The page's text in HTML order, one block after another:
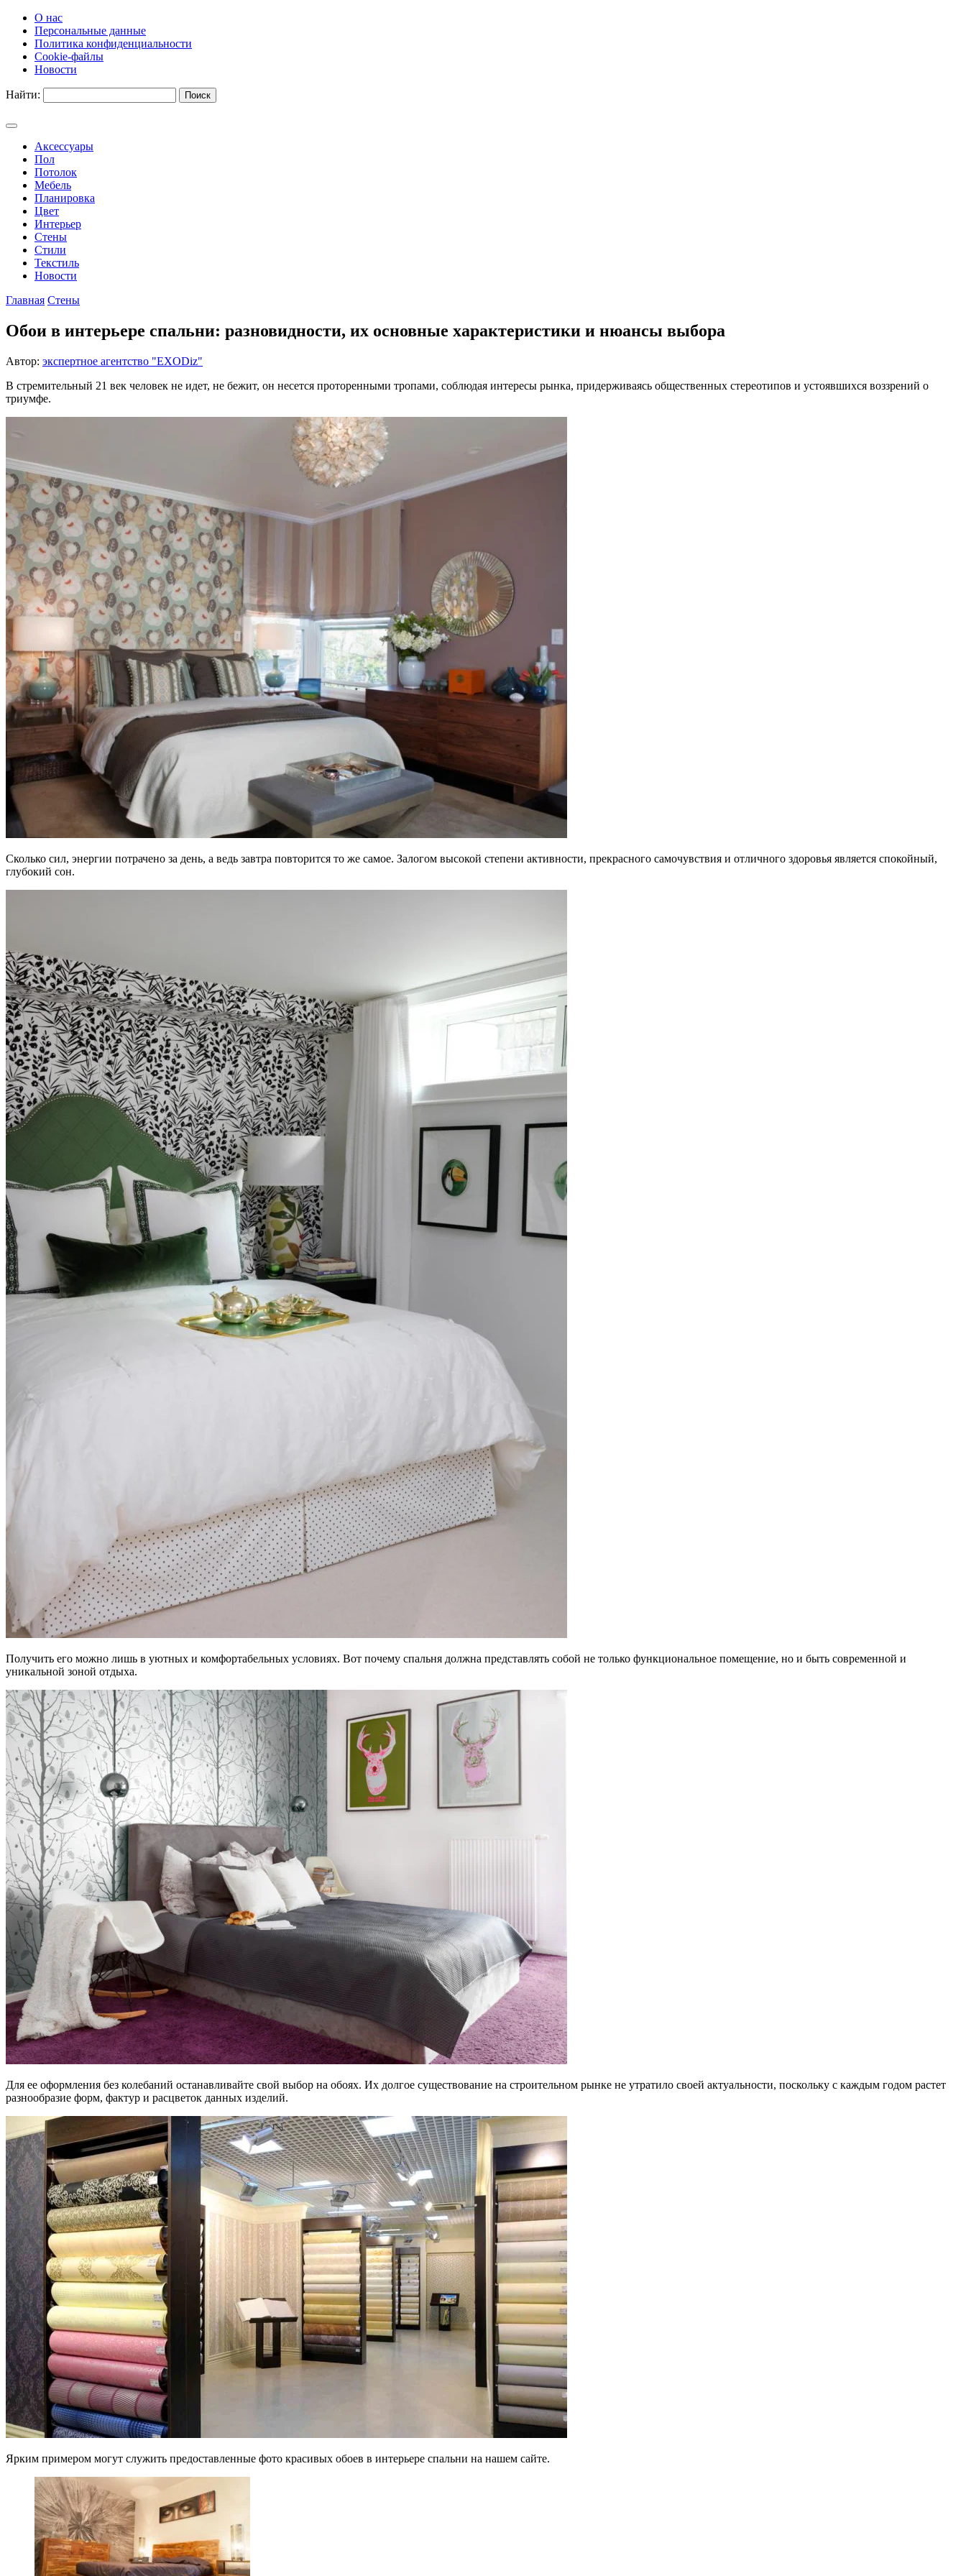
О нас
Персональные данные
Политика конфиденциальности
Cookie-файлы
Новости
Найти:
Аксессуары
Пол
Потолок
Мебель
Планировка
Цвет
Интерьер
Стены
Стили
Текстиль
Новости
Главная Стены
Обои в интерьере спальни: разновидности, их основные характеристики и нюансы выбора
Автор: экспертное агентство "EXODiz"
В стремительный 21 век человек не идет, не бежит, он несется проторенными тропами, соблюдая интересы рынка, придерживаясь общественных стереотипов и устоявшихся воззрений о
триумфе.
Сколько сил, энергии потрачено за день, а ведь завтра повторится то же самое. Залогом высокой степени активности, прекрасного самочувствия и отличного здоровья является спокойный,
глубокий сон.
Получить его можно лишь в уютных и комфортабельных условиях. Вот почему спальня должна представлять собой не только функциональное помещение, но и быть современной и
уникальной зоной отдыха.
Для ее оформления без колебаний останавливайте свой выбор на обоях. Их долгое существование на строительном рынке не утратило своей актуальности, поскольку с каждым годом растет
разнообразие форм, фактур и расцветок данных изделий.
Ярким примером могут служить предоставленные фото красивых обоев в интерьере спальни на нашем сайте.